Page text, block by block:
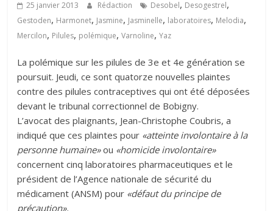
25 janvier 2013 Rédaction Desobel, Desogestrel,
Gestoden, Harmonet, Jasmine, Jasminelle, laboratoires, Melodia,
Mercilon, Pilules, polémique,Varnoline,Yaz
La polémique sur les pilules de 3e et 4e génération se
poursuit. Jeudi, ce sont quatorze nouvelles plaintes
contre des pilules contraceptives qui ont été déposées
devant le tribunal correctionnel de Bobigny.
L’avocat des plaignants, Jean-Christophe Coubris, a
indiqué que ces plaintes pour «atteinte involontaire à la
personne humaine»ou «homicide involontaire»
concernent cinq laboratoires pharmaceutiques et le
président de l’Agence nationale de sécurité du
médicament (ANSM) pour «défaut du principe de
précaution».